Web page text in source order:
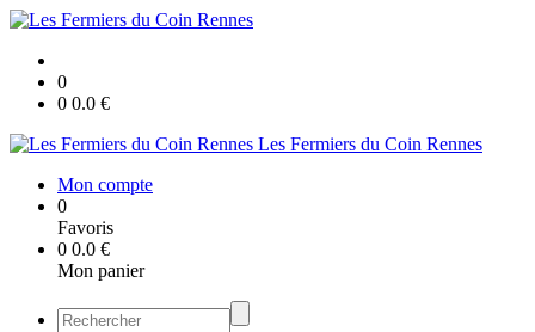
0
0 0.0 €
Les Fermiers du Coin Rennes
Mon compte
0
Favoris
0 0.0 €
Mon panier